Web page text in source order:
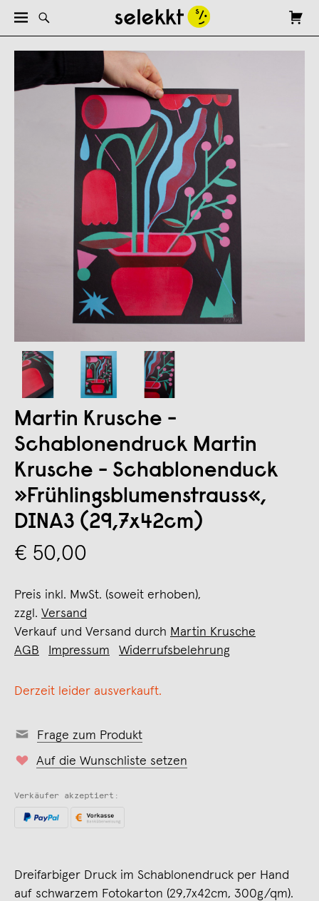
Martin Krusche -
Schablonendruck Martin
Krusche - Schablonenduck
»Frühlingsblumenstrauss«,
DINA3 (29,7x42cm)
€ 50,00
Preis inkl. MwSt. (soweit erhoben),
zzgl. Versand
Verkauf und Versand durch Martin Krusche
AGB
Impressum Widerrufsbelehrung
Derzeit leider ausverkauft.
Frage zum Produkt
Auf die Wunschliste setzen
Verkäufer akzeptiert:
Dreifarbiger Druck im Schablonendruck per Hand
auf schwarzem Fotokarton (29,7x42cm, 300g/qm).